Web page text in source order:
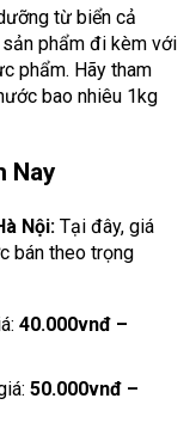
từ biển cả
phẩm đi kèm với
phẩm. Hãy tham
bao nhiêu 1kg
Nay
Nội: Tại đây, giá
bán theo trọng
40.000vnđ –
50.000vnđ –